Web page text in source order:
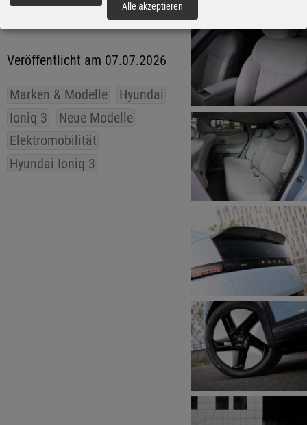
der Türkei. (aum)
Veröffentlicht am 07.07.2026
Marken & Modelle
Hyundai
Ioniq 3
Neue Modelle
Elektromobilität
Hyundai Ioniq 3
Alle akzeptieren